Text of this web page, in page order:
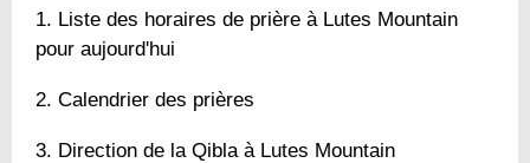
Liste des horaires de prière à Lutes Mountain
pour aujourd'hui
Calendrier des prières
Direction de la Qibla à Lutes Mountain